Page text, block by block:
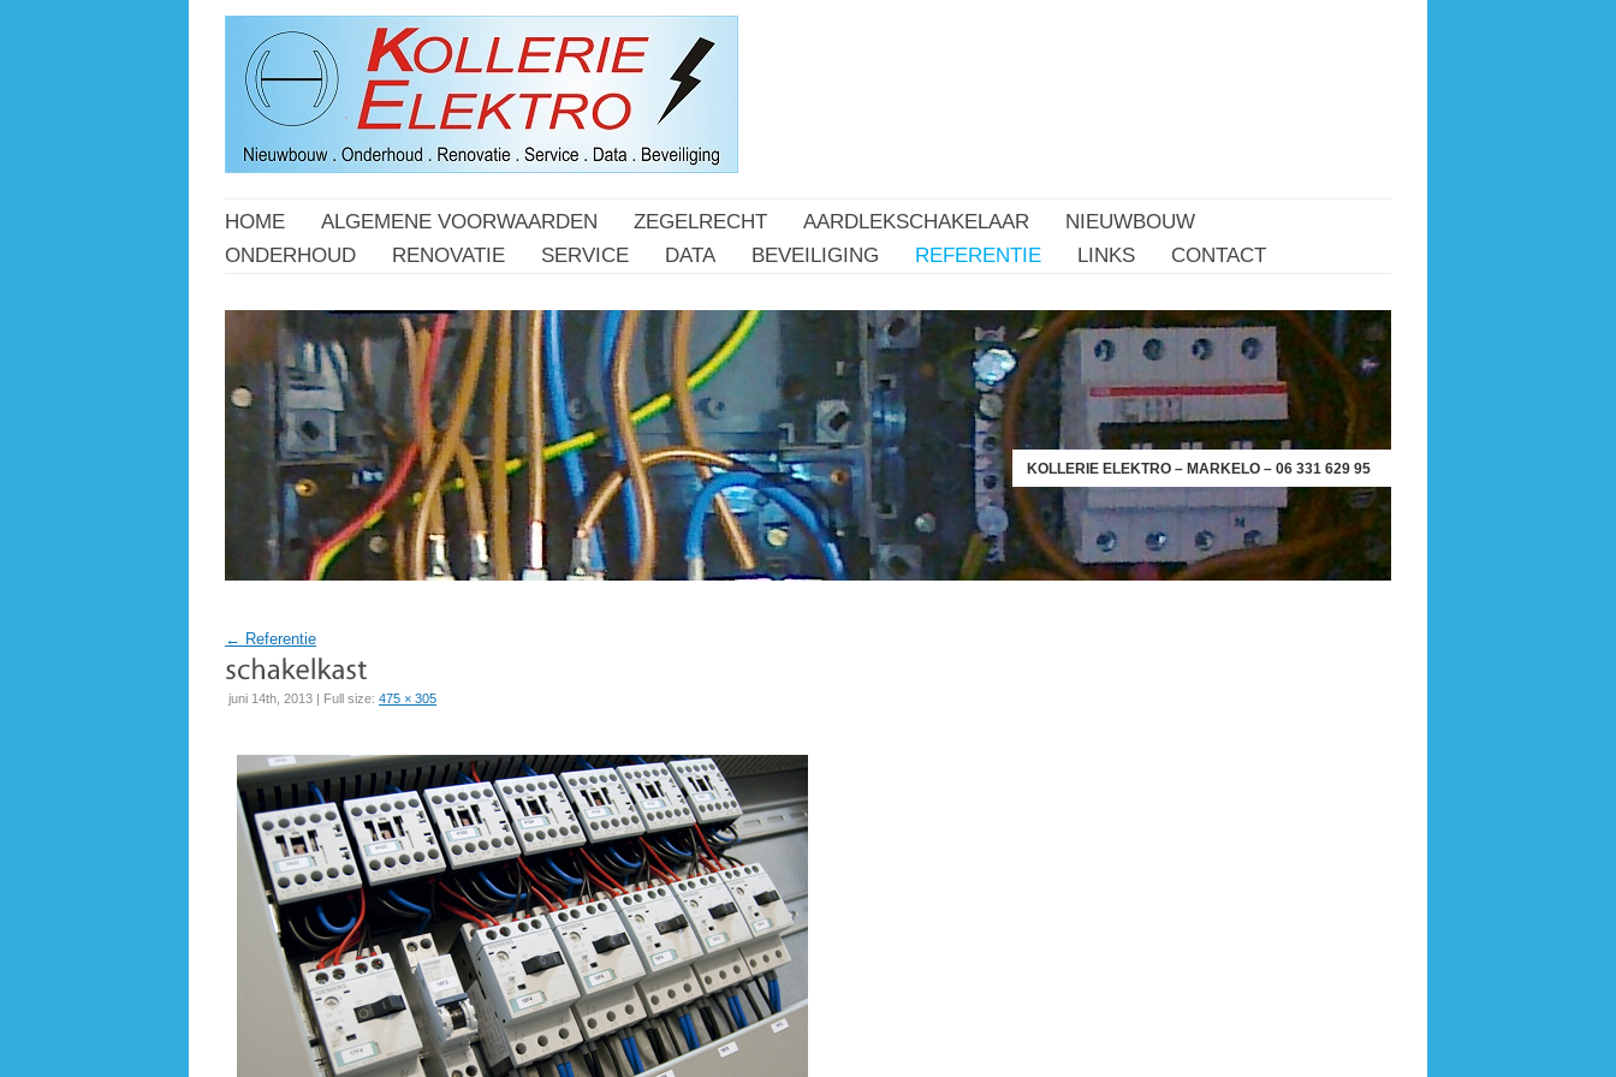
HOME ALGEMENE VOORWAARDEN ZEGELRECHT AARDLEKSCHAKELAAR
NIEUWBOUW
ONDERHOUD
RENOVATIE SERVICE DATA BEVEILIGING REFERENTIE LINKS CONTACT
KOLLERIE ELEKTRO – MARKELO – 06 331 629 95
← Referentie
juni 14th, 2013 | Full size: 475 × 305